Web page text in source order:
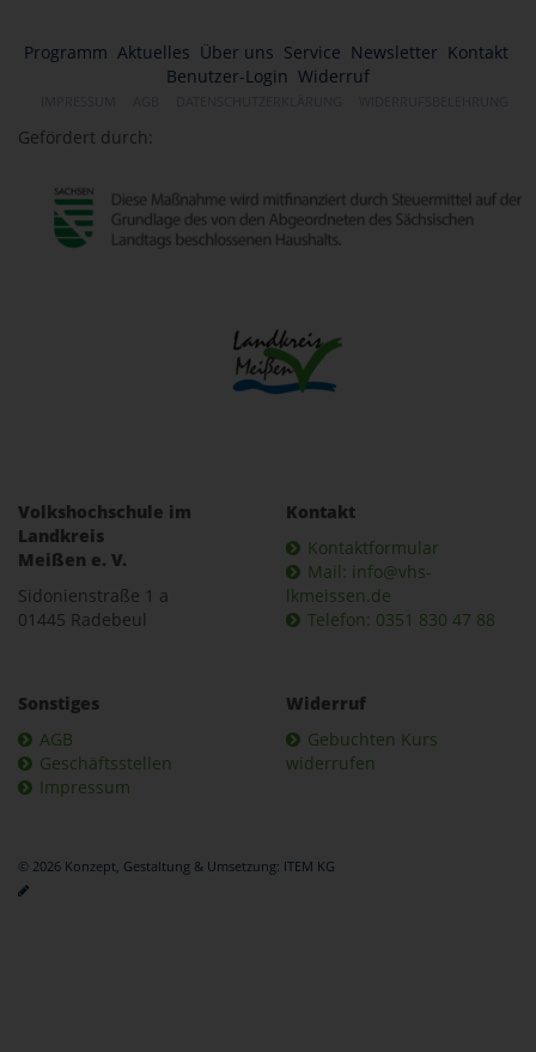
Programm Aktuelles Über uns Service Newsletter Kontakt
Benutzer-Login Widerruf
Gefördert durch:
Volkshochschule im
Landkreis
Meißen e. V.
Sidonienstraße 1 a
01445 Radebeul
Kontakt
Kontaktformular
Mail: info@vhs-
lkmeissen.de
Telefon: 0351 830 47 88
Sonstiges
AGB
Geschäftsstellen
Impressum
Widerruf
Gebuchten Kurs
widerrufen
© 2026 Konzept, Gestaltung & Umsetzung: ITEM KG